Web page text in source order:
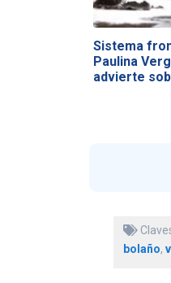
Sistema
Paulina
advierte
bolaño,